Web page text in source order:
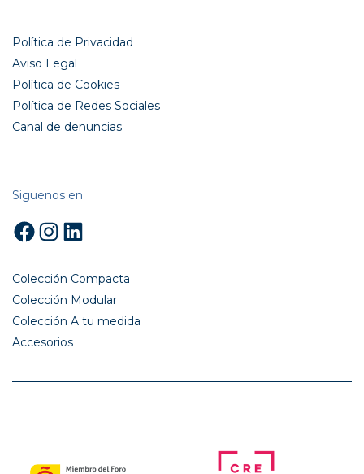
Política de Privacidad
Aviso Legal
Política de Cookies
Política de Redes Sociales
Canal de denuncias
Siguenos en
Facebook
Instagram
LinkedIn
Colección Compacta
Colección Modular
Colección A tu medida
Accesorios